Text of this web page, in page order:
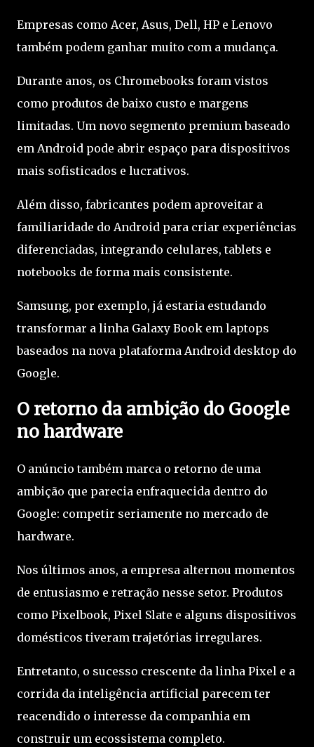
Empresas como Acer, Asus, Dell, HP e Lenovo
também podem ganhar muito com a mudança.
Durante anos, os Chromebooks foram vistos
como produtos de baixo custo e margens
limitadas. Um novo segmento premium baseado
em Android pode abrir espaço para dispositivos
mais sofisticados e lucrativos.
Além disso, fabricantes podem aproveitar a
familiaridade do Android para criar experiências
diferenciadas, integrando celulares, tablets e
notebooks de forma mais consistente.
Samsung, por exemplo, já estaria estudando
transformar a linha Galaxy Book em laptops
baseados na nova plataforma Android desktop do
Google.
O retorno da ambição do Google
no hardware
O anúncio também marca o retorno de uma
ambição que parecia enfraquecida dentro do
Google: competir seriamente no mercado de
hardware.
Nos últimos anos, a empresa alternou momentos
de entusiasmo e retração nesse setor. Produtos
como Pixelbook, Pixel Slate e alguns dispositivos
domésticos tiveram trajetórias irregulares.
Entretanto, o sucesso crescente da linha Pixel e a
corrida da inteligência artificial parecem ter
reacendido o interesse da companhia em
construir um ecossistema completo.